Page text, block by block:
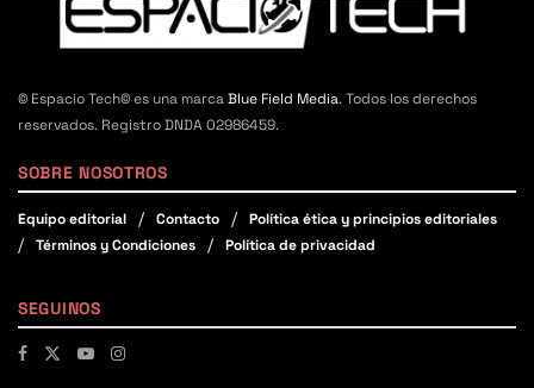
© Espacio Tech© es una marcaBlue Field Media. Todos los derechos
reservados. Registro DNDA 02986459.
SOBRE NOSOTROS
Equipo editorial Contacto
Política ética y principios editoriales
Términos y Condiciones
Política de privacidad
SEGUINOS